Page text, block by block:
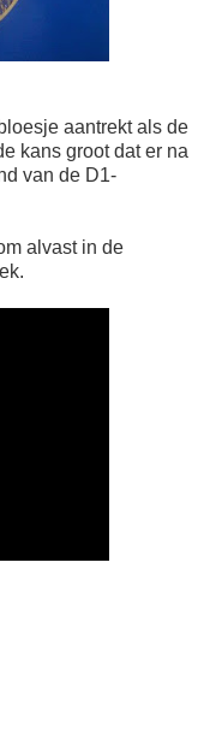
aantrekt als de
kans groot dat er na
van de D1-
alvast in de